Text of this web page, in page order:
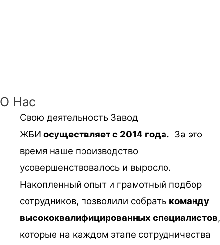
О Нас
Свою деятельность Завод
ЖБИ осуществляет с 2014 года. За это
время наше производство
усовершенствовалось и выросло.
Накопленный опыт и грамотный подбор
сотрудников, позволили собрать команду
высококвалифицированных специалистов,
которые на каждом этапе сотрудничества